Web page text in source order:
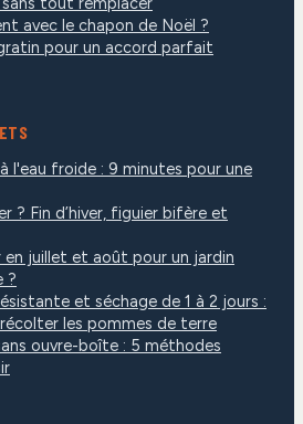
avec le chapon de Noël ?
pour un accord parfait
l'eau froide : 9 minutes pour une
? Fin d’hiver, figuier bifère et
en juillet et août pour un jardin
?
et séchage de 1 à 2 jours :
les pommes de terre
ouvre-boîte : 5 méthodes